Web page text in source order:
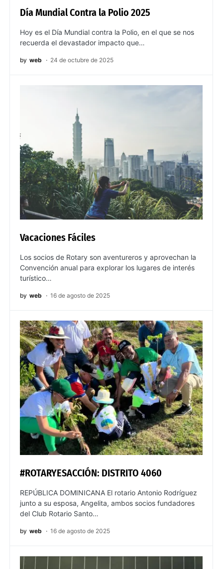
Día Mundial Contra la Polio 2025
Hoy es el Día Mundial contra la Polio, en el que se nos
recuerda el devastador impacto que…
by web 24 de octubre de 2025
Vacaciones Fáciles
Los socios de Rotary son aventureros y aprovechan la
Convención anual para explorar los lugares de interés
turístico…
by web 16 de agosto de 2025
#ROTARYESACCIÓN: DISTRITO 4060
REPÚBLICA DOMINICANA El rotario Antonio Rodríguez
junto a su esposa, Angelita, ambos socios fundadores
del Club Rotario Santo…
by web 16 de agosto de 2025